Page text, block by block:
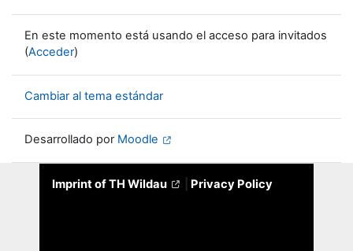
En este momento está usando el acceso para invitados
(Acceder)
Cambiar al tema estándar
Desarrollado por Moodle
Imprint of TH Wildau Privacy Policy